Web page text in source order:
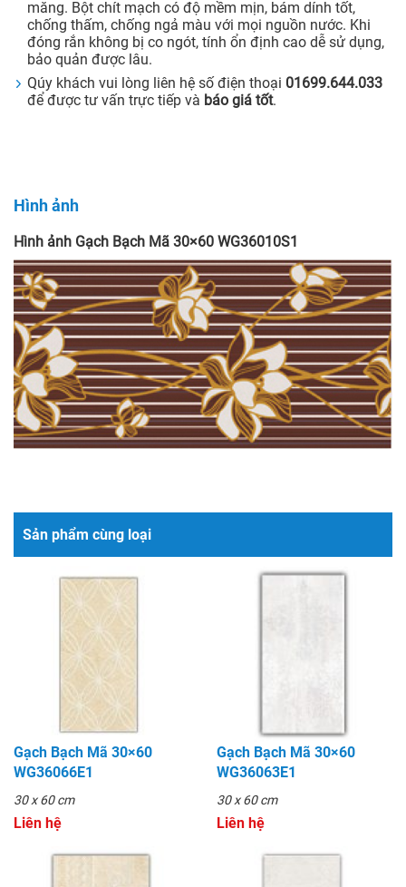
măng. Bột chít mạch có độ mềm mịn, bám dính tốt,
chống thấm, chống ngả màu với mọi nguồn nước. Khi
đóng rắn không bị co ngót, tính ổn định cao dễ sử dụng,
bảo quản được lâu.
Qúy khách vui lòng liên hệ số điện thoại 01699.644.033
để được tư vấn trực tiếp và báo giá tốt.
Hình ảnh
Hình ảnh Gạch Bạch Mã 30×60 WG36010S1
Sản phẩm cùng loại
Gạch Bạch Mã 30×60
WG36066E1
30 x 60 cm
Liên hệ
Gạch Bạch Mã 30×60
WG36063E1
30 x 60 cm
Liên hệ